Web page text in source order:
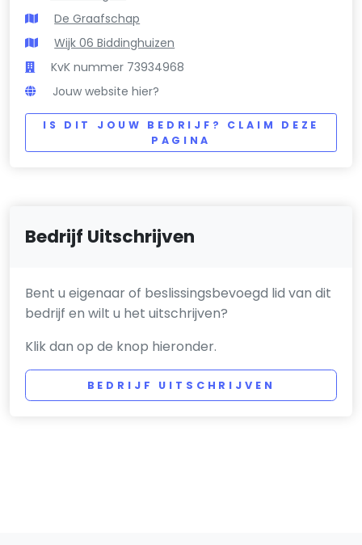
De Graafschap
Wijk 06 Biddinghuizen
KvK nummer 73934968
Jouw website hier?
IS DIT JOUW BEDRIJF? CLAIM DEZE
PAGINA
Bedrijf Uitschrijven
Bent u eigenaar of beslissingsbevoegd lid van dit
bedrijf en wilt u het uitschrijven?
Klik dan op de knop hieronder.
BEDRIJF UITSCHRIJVEN